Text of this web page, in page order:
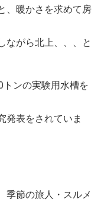
、暖かさを求めて房
ながら北上、、、と
トンの実験用水槽を
発表をされていま
節の旅人・スルメ